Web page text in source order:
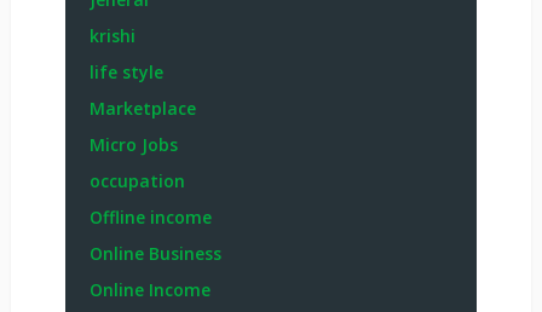
krishi
life style
Marketplace
Micro Jobs
occupation
Offline income
Online Business
Online Income